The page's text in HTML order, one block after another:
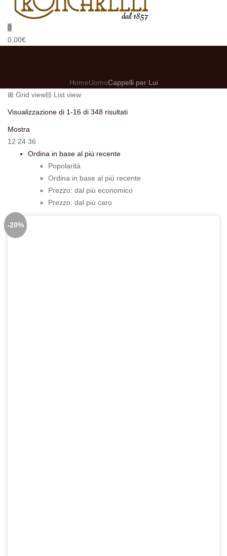
0
0,00€
HomeUomoCappelli per Lui
⊞ Grid view⊟ List view
Visualizzazione di 1-16 di 348 risultatiOrdina
Mostra
12 24 36
Ordina in base al più recente
Popolarità
Ordina in base al più recente
Prezzo: dal più economico
Prezzo: dal più caro
-20%